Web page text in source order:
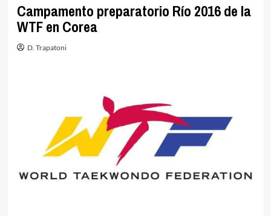
Campamento preparatorio Río 2016 de la
WTF en Corea
D. Trapatoni